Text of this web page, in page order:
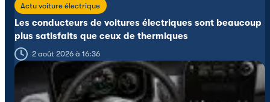
Actu voiture électrique
Les conducteurs de voitures électriques sont beaucoup
plus satisfaits que ceux de thermiques
2 août 2026 à 16:36